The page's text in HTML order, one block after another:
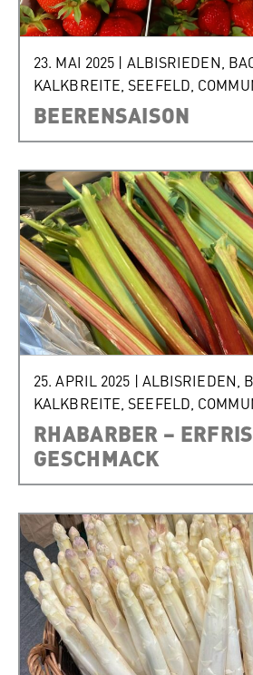
23. MAI 2025 | ALBISRIEDEN
KALKBREITE SEEFELD
BEERENSAISON
25. APRIL 2025 | ALBISRIEDEN
KALKBREITE SEEFELD
RHABARBER –
GESCHMACK